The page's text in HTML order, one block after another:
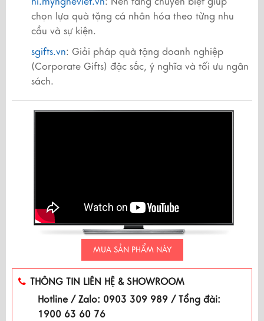
chọn lựa quà tặng cá nhân hóa theo từng nhu
cầu và sự kiện.
sgifts.vn: Giải pháp quà tặng doanh nghiệp
(Corporate Gifts) đặc sắc, ý nghĩa và tối ưu ngân
sách.
MUA SẢN PHẨM NÀY
THÔNG TIN LIÊN HỆ & SHOWROOM
Hotline / Zalo: 0903 309 989 / Tổng đài:
1900 63 60 76